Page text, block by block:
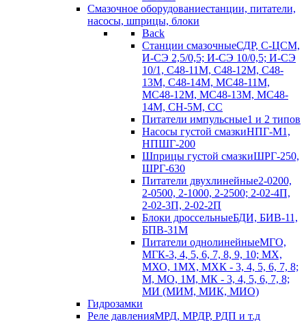
Смазочное оборудованиестанции, питатели,
насосы, шприцы, блоки
Back
Станции смазочныеСДР, С-ЦСМ,
И-СЭ 2,5/0,5; И-СЭ 10/0,5; И-СЭ
10/1, С48-11М, С48-12М, С48-
13М, С48-14М, МС48-11М,
МС48-12М, МС48-13М, МС48-
14М, СН-5М, CC
Питатели импульсные1 и 2 типов
Насосы густой смазкиНПГ-М1,
НПШГ-200
Шприцы густой смазкиШРГ-250,
ШРГ-630
Питатели двухлинейные2-0200,
2-0500, 2-1000, 2-2500; 2-02-4П,
2-02-3П, 2-02-2П
Блоки дроссельныеБДИ, БИВ-11,
БПВ-31М
Питатели однолинейныеМГО,
МГК-3, 4, 5, 6, 7, 8, 9, 10; МХ,
МХО, 1МХ, МХК - 3, 4, 5, 6, 7, 8;
М, МО, 1М, МК - 3, 4, 5, 6, 7, 8;
МИ (МИМ, МИК, МИО)
Гидрозамки
Реле давленияМРД, МРДР, РДП и т.д